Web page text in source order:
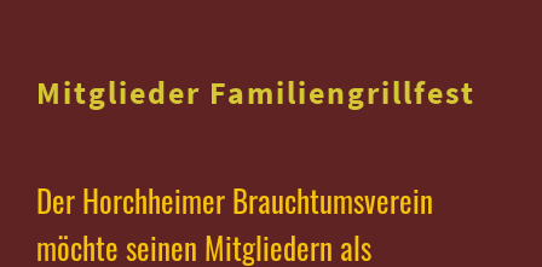
Mitglieder Familiengrillfest
Der Horchheimer Brauchtumsverein
möchte seinen Mitgliedern als